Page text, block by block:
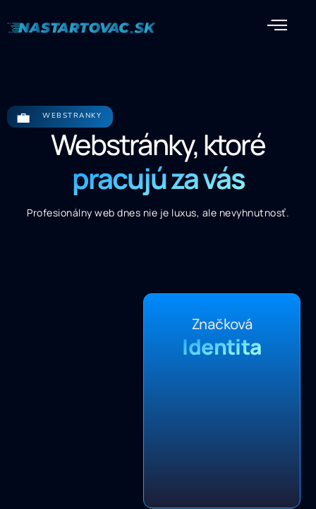
💼 WEBSTRANKY
Webstránky, ktoré
pracujú za vás
Profesionálny web dnes nie je luxus, ale nevyhnutnosť.
Značková
Identita